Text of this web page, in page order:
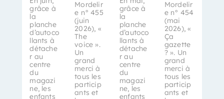
grâce à
la
planche
d’autoco
llants à
détache
r au
centre
du
magazi
ne, les
enfants
Mordelir
e n° 455
(juin
2026), «
The
voice ».
Un
grand
merci à
tous les
particip
ants et
grâce à
la
planche
d’autoco
llants à
détache
r au
centre
du
magazi
ne, les
enfants
Mordelir
e n° 454
(mai
2026), «
Ça
gazette
? ». Un
grand
merci à
tous les
particip
ants et